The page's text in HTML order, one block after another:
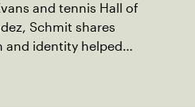
and tennis Hall of
Schmit shares
and identity helped